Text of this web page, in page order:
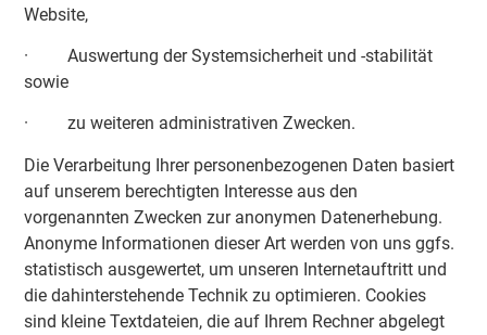
Website,
· Auswertung der Systemsicherheit und -stabilität
sowie
· zu weiteren administrativen Zwecken.
Die Verarbeitung Ihrer personenbezogenen Daten basiert
auf unserem berechtigten Interesse aus den
vorgenannten Zwecken zur anonymen Datenerhebung.
Anonyme Informationen dieser Art werden von uns ggfs.
statistisch ausgewertet, um unseren Internetauftritt und
die dahinterstehende Technik zu optimieren. Cookies
sind kleine Textdateien, die auf Ihrem Rechner abgelegt